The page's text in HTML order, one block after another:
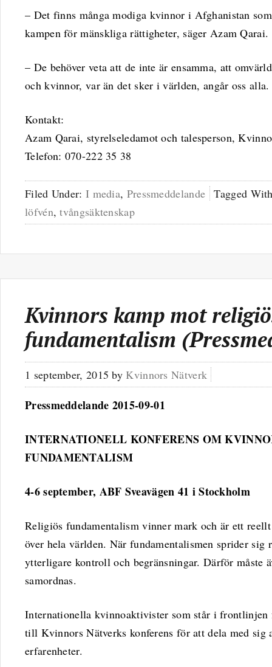
– Det finns många modiga kvinnor i Afghanistan
kampen för mänskliga rättigheter, säger Azam Qarai.
– De behöver veta att de inte är ensamma, att
och kvinnor, var än det sker i världen, angår oss alla.
Kontakt:
Azam Qarai, styrelseledamot och talesperson,
Telefon: 070-222 35 38
Filed Under: I media, Pressmeddelande
Tagged
löfvén,tvångsäktenskap
Kvinnors kamp mot
fundamentalism
1 september, 2015 by Kvinnors Nätverk
Pressmeddelande 2015-09-01
INTERNATIONELL KONFERENS OM
FUNDAMENTALISM
4-6 september, ABF Sveavägen 41 i Stockholm
Religiös fundamentalism vinner mark och är ett
över hela världen. När fundamentalismen sprider
ytterligare kontroll och begränsningar. Därför måste
samordnas.
Internationella kvinnoaktivister som står i
till Kvinnors Nätverks konferens för att dela med sig
erfarenheter.